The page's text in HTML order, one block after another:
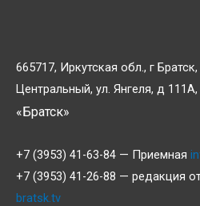
665717, Иркутская обл., г
Центральный, ул. Янгеля, д
«Братск»
+7 (3953) 41-63-84 — Приемная
+7 (3953) 41-26-88 — редакция
bratsk.tv